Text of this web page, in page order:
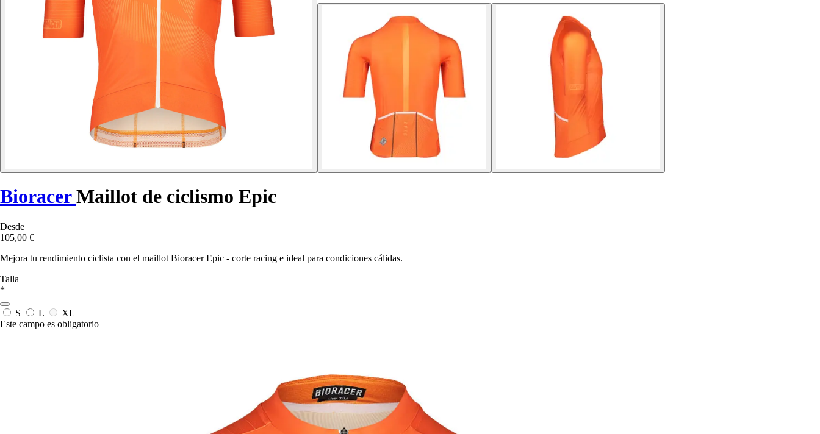
BioracerMaillot de ciclismo Epic
Desde
105,00 €
Mejora tu rendimiento ciclista con el maillot Bioracer Epic - corte racing e ideal para condiciones cálidas.
Talla
*
S L
XL
Este campo es obligatorio